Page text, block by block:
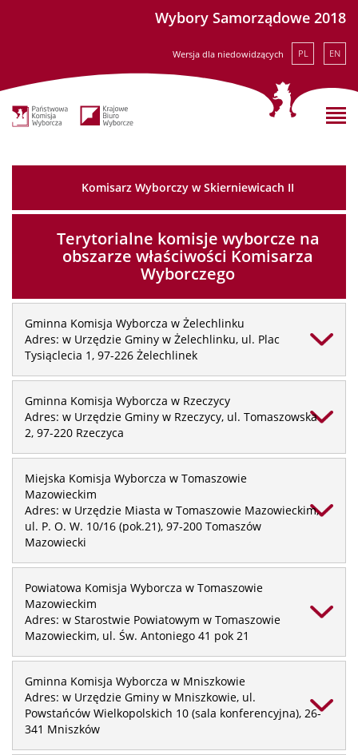
Wybory Samorządowe 2018
Wersja dla niedowidzących PL EN
Komisarz Wyborczy w Skierniewicach II
Terytorialne komisje wyborcze na
obszarze właściwości Komisarza
Wyborczego
Gminna Komisja Wyborcza w Żelechlinku
Adres: w Urzędzie Gminy w Żelechlinku, ul. Plac
Tysiąclecia 1, 97-226 Żelechlinek
Gminna Komisja Wyborcza w Rzeczycy
Adres: w Urzędzie Gminy w Rzeczycy, ul. Tomaszowska
2, 97-220 Rzeczyca
Miejska Komisja Wyborcza w Tomaszowie
Mazowieckim
Adres: w Urzędzie Miasta w Tomaszowie Mazowieckim,
ul. P. O. W. 10/16 (pok.21), 97-200 Tomaszów
Mazowiecki
Powiatowa Komisja Wyborcza w Tomaszowie
Mazowieckim
Adres: w Starostwie Powiatowym w Tomaszowie
Mazowieckim, ul. Św. Antoniego 41 pok 21
Gminna Komisja Wyborcza w Mniszkowie
Adres: w Urzędzie Gminy w Mniszkowie, ul.
Powstańców Wielkopolskich 10 (sala konferencyjna), 26-
341 Mniszków